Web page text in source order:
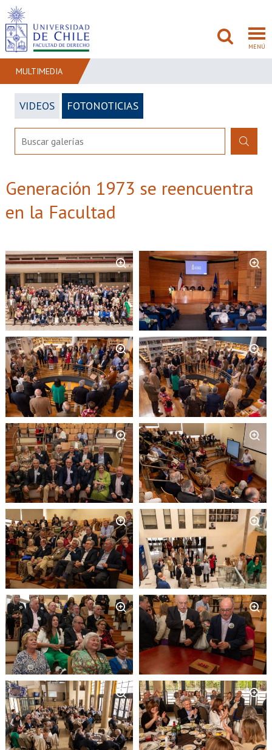
MENÚ
FACULTAD
ADMISIÓN
INVESTIGACIÓN
EXTENSIÓN
Académicos Estudiantes
Egresados Funcionarios
MULTIMEDIA
VIDEOS FOTONOTICIAS
Generación 1973 se reencuentra
en la Facultad
Zoom Zoom
Zoom Zoom
Zoom Zoom
Zoom Zoom
Zoom Zoom
Zoom Zoom